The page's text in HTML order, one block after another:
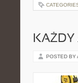
KAŻDY
POSTED BY